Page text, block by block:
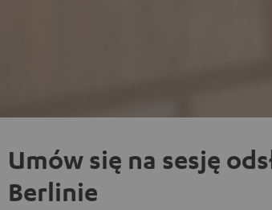
Umów się na sesję
Berlinie